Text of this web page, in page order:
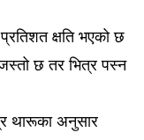
क्षति भएको छ
छ तर भित्र पस्न
थारूका अनुसार